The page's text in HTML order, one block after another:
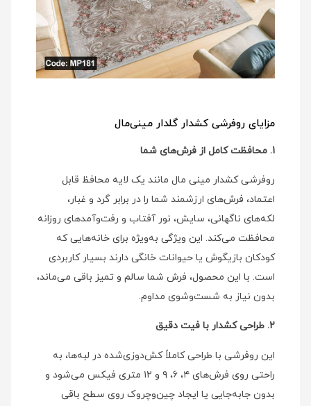
مزایای روفرشی کشدار گلدار مینی‌مال
1. محافظت کامل از فرش‌های شما
روفرشی کشدار مینی‌ مال مانند یک لایه محافظ قابل
اعتماد، فرش‌های ارزشمند شما را در برابر گرد و غبار،
لکه‌های ناگهانی، سایش، نور آفتاب و رفت‌وآمدهای روزانه
محافظت می‌کند. این ویژگی به‌ویژه برای خانه‌هایی که
کودکان بازیگوش یا حیوانات خانگی دارند بسیار کاربردی
است. با این محصول، فرش شما سالم و تمیز باقی می‌ماند،
بدون نیاز به شست‌وشوی مداوم.
2. طراحی کشدار با فیت دقیق
این روفرشی با طراحی کاملاً کش‌دوزی‌شده در لبه‌ها، به
راحتی روی فرش‌های ۴، ۶، ۹ و ۱۲ متری فیکس می‌شود و
بدون جابه‌جایی یا ایجاد چین‌وچروک روی سطح باقی